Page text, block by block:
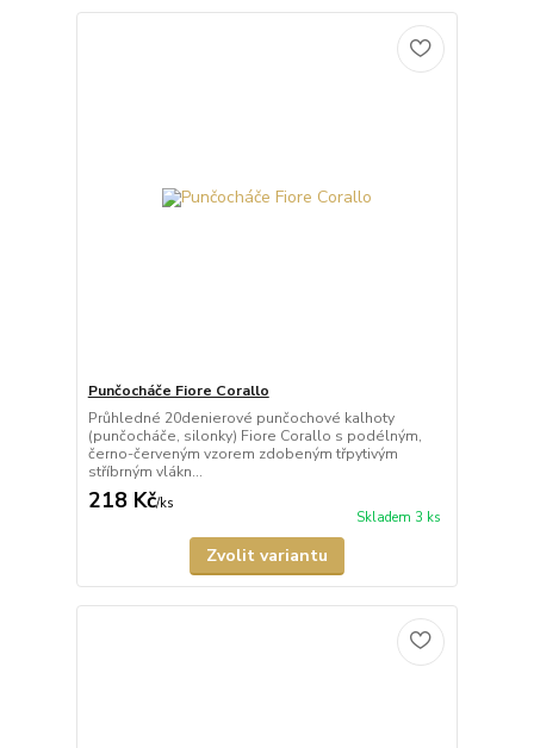
Punčocháče Fiore Corallo
Průhledné 20denierové punčochové kalhoty
(punčocháče, silonky) Fiore Corallo s podélným,
černo-červeným vzorem zdobeným třpytivým
stříbrným vlákn...
218 Kč/ks
Skladem 3 ks
Zvolit variantu